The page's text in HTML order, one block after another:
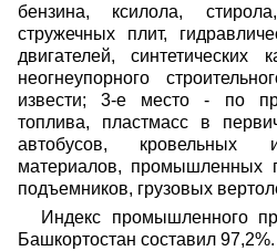
бензина, ксилола,
стружечных плит,
двигателей, синтетических
неогнеупорного
извести; 3-е место - по
топлива, пластмасс в
автобусов, кровельных
материалов, промышленных
подъемников, грузовых
Индекс промышленного
Башкортостан составил 97,2%.